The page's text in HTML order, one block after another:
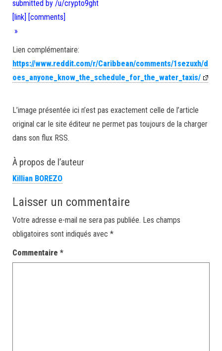
submitted by /u/crypto9ght
[link] [comments]
»
Lien complémentaire:
https://www.reddit.com/r/Caribbean/comments/1sezuxh/d
oes_anyone_know_the_schedule_for_the_water_taxis/
L’image présentée ici n’est pas exactement celle de l’article
original car le site éditeur ne permet pas toujours de la charger
dans son flux RSS.
À propos de l’auteur
Killian BOREZO
Laisser un commentaire
Votre adresse e-mail ne sera pas publiée. Les champs
obligatoires sont indiqués avec *
Commentaire *